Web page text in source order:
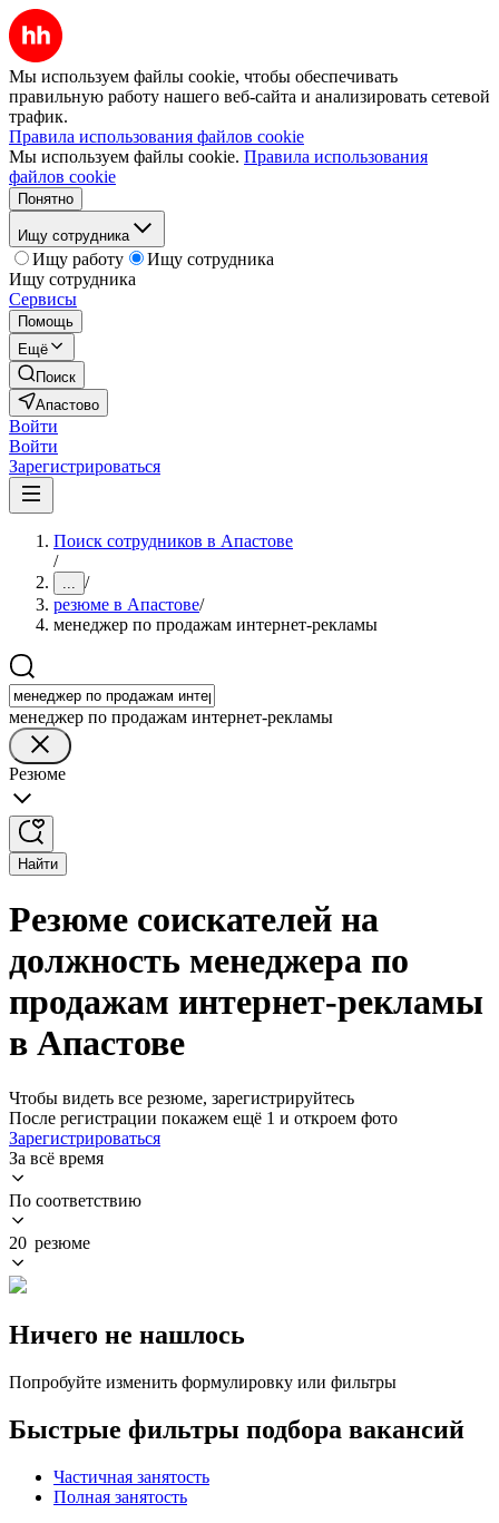
Мы используем файлы cookie, чтобы обеспечивать
правильную работу нашего веб-сайта и анализировать сетевой
трафик.
Правила использования файлов cookie
Мы используем файлы cookie. Правила использования
файлов cookie
Понятно
Ищу сотрудника
Ищу работу
Ищу сотрудника
Ищу сотрудника
Сервисы
Помощь
Ещё
Поиск
Апастово
Войти
Войти
Зарегистрироваться
Поиск сотрудников в Апастове
/
... /
резюме в Апастове/
менеджер по продажам интернет-рекламы
менеджер по продажам интернет-рекламы
Резюме
Найти
Резюме соискателей на
должность менеджера по
продажам интернет-рекламы
в Апастове
Чтобы видеть все резюме, зарегистрируйтесь
После регистрации покажем ещё 1 и откроем фото
Зарегистрироваться
За всё время
По соответствию
20 резюме
Ничего не нашлось
Попробуйте изменить формулировку или фильтры
Быстрые фильтры подбора вакансий
Частичная занятость
Полная занятость